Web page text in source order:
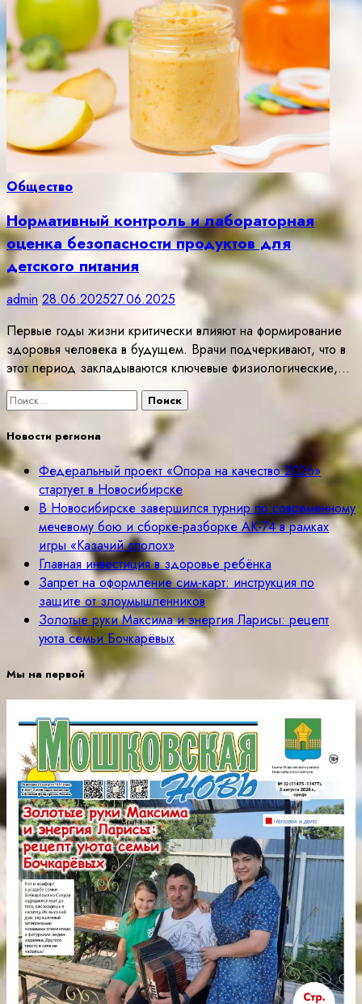
Общество
Нормативный контроль и лабораторная
оценка безопасности продуктов для
детского питания
admin 28.06.202527.06.2025
Первые годы жизни критически влияют на формирование
здоровья человека в будущем. Врачи подчеркивают, что в
этот период закладываются ключевые физиологические,…
Найти:
Новости региона
Федеральный проект «Опора на качество 2026»
стартует в Новосибирске
В Новосибирске завершился турнир по современному
мечевому бою и сборке-разборке АК-74 в рамках
игры «Казачий сполох»
Главная инвестиция в здоровье ребёнка
Запрет на оформление сим-карт: инструкция по
защите от злоумышленников
Золотые руки Максима и энергия Ларисы: рецепт
уюта семьи Бочкарёвых
Мы на первой